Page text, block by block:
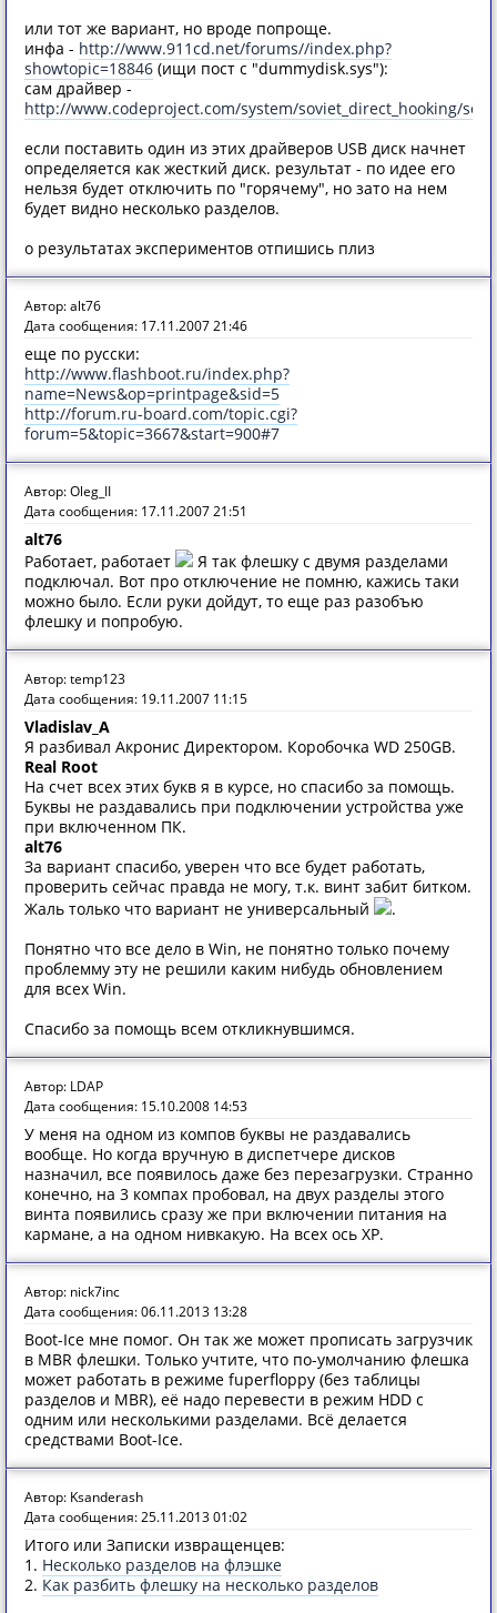
или тот же вариант, но вроде попроще.
инфа - http://www.911cd.net/forums//index.php?
showtopic=18846 (ищи пост с "dummydisk.sys"):
сам драйвер -
http://www.codeproject.com/system/soviet_direct_hooking/
если поставить один из этих драйверов USB диск начнет
определяется как жесткий диск. результат - по идее его
нельзя будет отключить по "горячему", но зато на нем
будет видно несколько разделов.
о результатах экспериментов отпишись плиз
Автор: alt76
Дата сообщения: 17.11.2007 21:46
еще по русски:
http://www.flashboot.ru/index.php?
name=News&op=printpage&sid=5
http://forum.ru-board.com/topic.cgi?
forum=5&topic=3667&start=900#7
Автор: Oleg_II
Дата сообщения: 17.11.2007 21:51
alt76
Работает, работает
Я так флешку с двумя разделами
подключал. Вот про отключение не помню, кажись таки
можно было. Если руки дойдут, то еще раз разобъю
флешку и попробую.
Автор: temp123
Дата сообщения: 19.11.2007 11:15
Vladislav_A
Я разбивал Акронис Директором. Коробочка WD 250GB.
Real Root
На счет всех этих букв я в курсе, но спасибо за помощь.
Буквы не раздавались при подключении устройства уже
при включенном ПК.
alt76
За вариант спасибо, уверен что все будет работать,
проверить сейчас правда не могу, т.к. винт забит битком.
Жаль только что вариант не универсальный
.
Понятно что все дело в Win, не понятно только почему
проблемму эту не решили каким нибудь обновлением
для всех Win.
Спасибо за помощь всем откликнувшимся.
Автор: LDAP
Дата сообщения: 15.10.2008 14:53
У меня на одном из компов буквы не раздавались
вообще. Но когда вручную в диспетчере дисков
назначил, все появилось даже без перезагрузки. Странно
конечно, на 3 компах пробовал, на двух разделы этого
винта появились сразу же при включении питания на
кармане, а на одном нивкакую. На всех ось XP.
Автор: nick7inc
Дата сообщения: 06.11.2013 13:28
Boot-Ice мне помог. Он так же может прописать загрузчик
в MBR флешки. Только учтите, что по-умолчанию флешка
может работать в режиме fuperfloppy (без таблицы
разделов и MBR), её надо перевести в режим HDD с
одним или несколькими разделами. Всё делается
средствами Boot-Ice.
Автор: Ksanderash
Дата сообщения: 25.11.2013 01:02
Итого или Записки извращенцев:
1. Несколько разделов на флэшке
2. Как разбить флешку на несколько разделов